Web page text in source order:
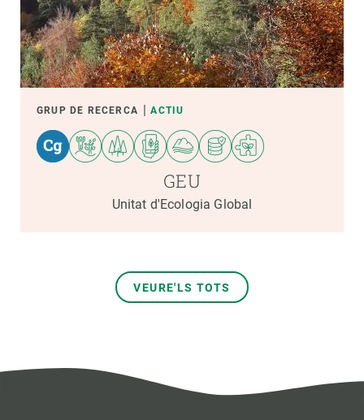
GRUP DE RECERCA ACTIU
GEU
Unitat d'Ecologia Global
VEURE'LS TOTS